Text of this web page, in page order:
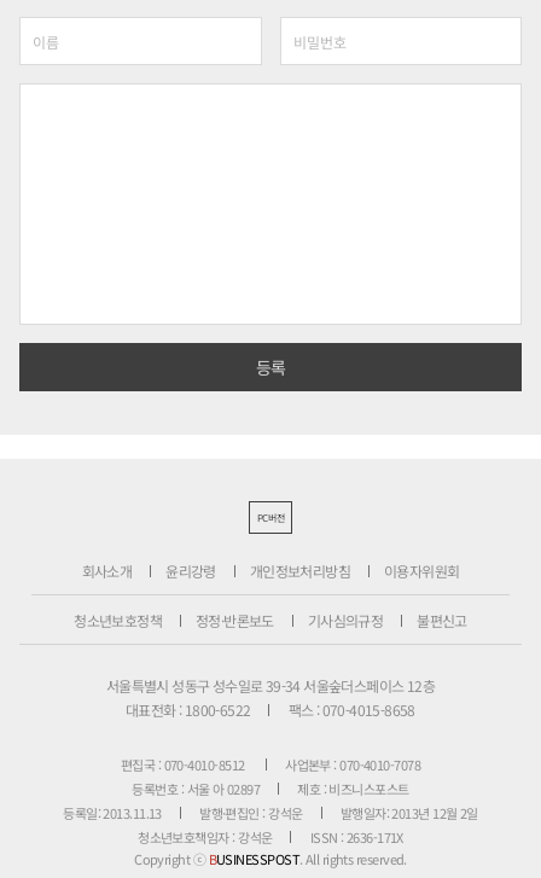
PC버전
회사소개 윤리강령 개인정보처리방침 이용자위원회
청소년보호정책 정정·반론보도 기사심의규정 불편신고
서울특별시 성동구 성수일로 39-34 서울숲더스페이스 12층
대표전화 : 1800-6522
팩스 : 070-4015-8658
편집국 : 070-4010-8512
사업본부 : 070-4010-7078
등록번호 : 서울 아 02897
제호 : 비즈니스포스트
등록일: 2013.11.13
발행·편집인 : 강석운
발행일자: 2013년 12월 2일
청소년보호책임자 : 강석운
ISSN : 2636-171X
Copyright ⓒBUSINESSPOST. All rights reserved.